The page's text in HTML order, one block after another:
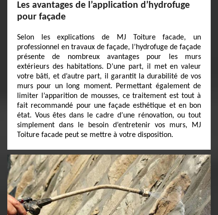
Les avantages de l’application d’hydrofuge
pour façade
Selon les explications de MJ Toiture facade, un
professionnel en travaux de façade, l’hydrofuge de façade
présente de nombreux avantages pour les murs
extérieurs des habitations. D’une part, il met en valeur
votre bâti, et d’autre part, il garantit la durabilité de vos
murs pour un long moment. Permettant également de
limiter l’apparition de mousses, ce traitement est tout à
fait recommandé pour une façade esthétique et en bon
état. Vous êtes dans le cadre d’une rénovation, ou tout
simplement dans le besoin d’entretenir vos murs, MJ
Toiture facade peut se mettre à votre disposition.